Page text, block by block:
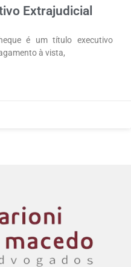
Extrajudicial
é um título executivo
à vista,